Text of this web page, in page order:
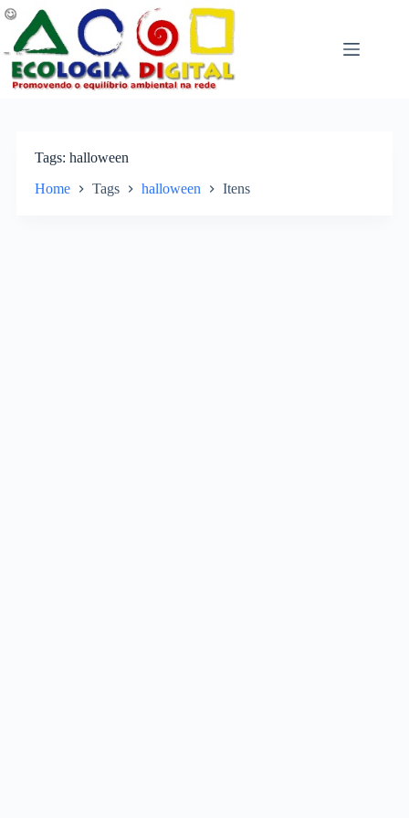
Pular
para
conteúdo
Tags halloween
Home Tags halloween Itens